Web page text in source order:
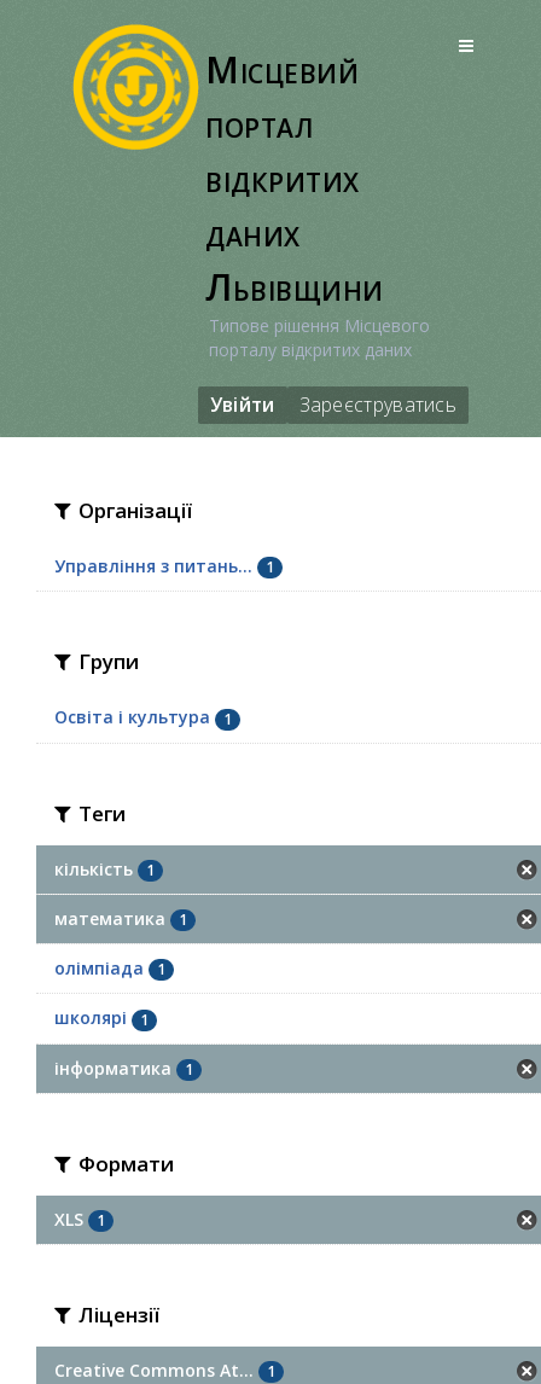
Місцевий
портал
відкритих
даних
Львівщини
Типове рішення Місцевого
порталу відкритих даних
Увійти Зареєструватись
Організації
Управління з питань... 1
Групи
Освіта і культура 1
Теги
кількість 1
математика 1
олімпіада 1
школярі 1
інформатика 1
Формати
XLS 1
Ліцензії
Creative Commons At... 1